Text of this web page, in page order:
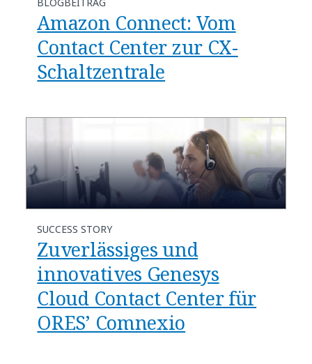
Amazon Connect: Vom
Contact Center zur CX-
Schaltzentrale
SUCCESS STORY
Zuverlässiges und
innovatives Genesys
Cloud Contact Center für
ORES’ Comnexio